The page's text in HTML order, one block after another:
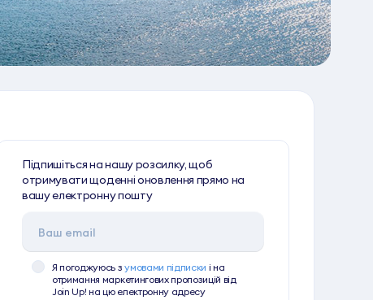
Підпишіться на нашу розсилку, щоб
отримувати щоденні оновлення прямо на
вашу електронну пошту
Я погоджуюсь зумовами підписки і на
отримання маркетингових пропозицій від
Join Up! на цю електронну адресу